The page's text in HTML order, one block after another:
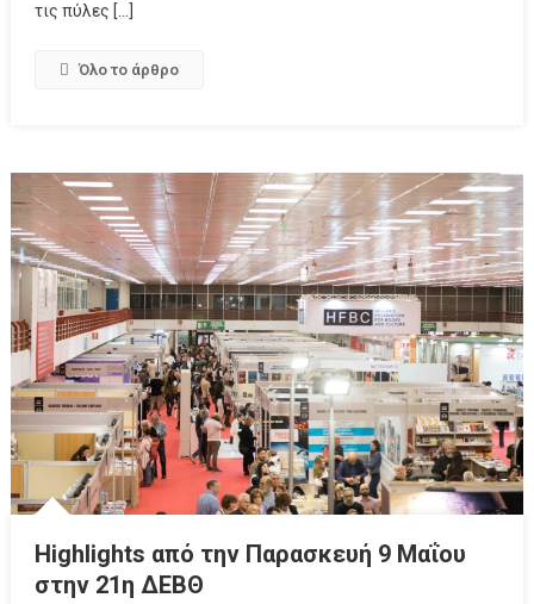
τις πύλες […]
Όλο το άρθρο
Highlights από την Παρασκευή 9 Μαΐου
στην 21η ΔΕΒΘ